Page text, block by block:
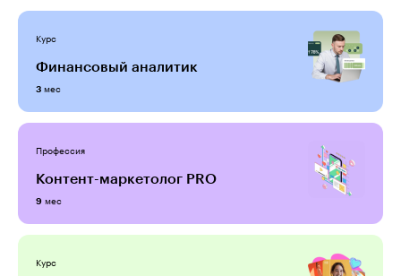
Курс
Финансовый аналитик
3 мес
Профессия
Контент-маркетолог PRO
9 мес
Курс